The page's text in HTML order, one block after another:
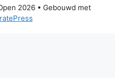
2026• Gebouwd met